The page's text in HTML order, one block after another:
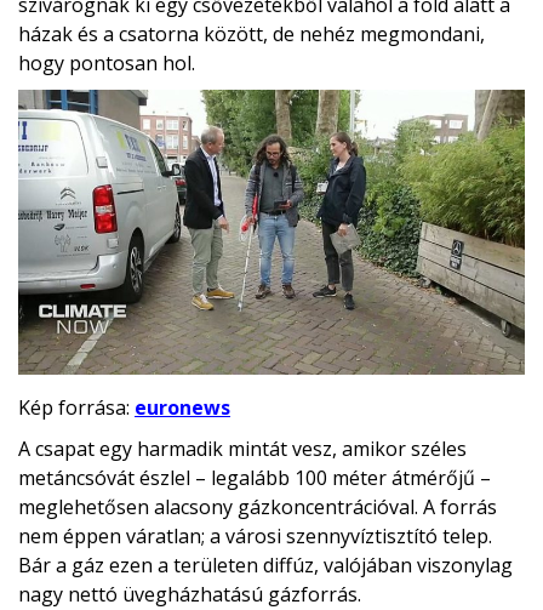
házak és a csatorna között, de nehéz megmondani,
hogy pontosan hol.
Kép forrása: euronews
A csapat egy harmadik mintát vesz, amikor széles
metáncsóvát észlel – legalább 100 méter átmérőjű –
meglehetősen alacsony gázkoncentrációval. A forrás
nem éppen váratlan; a városi szennyvíztisztító telep.
Bár a gáz ezen a területen diffúz, valójában viszonylag
nagy nettó üvegházhatású gázforrás.